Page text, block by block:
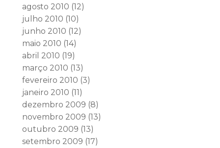
agosto 2010 (12)
julho 2010 (10)
junho 2010 (12)
maio 2010 (14)
abril 2010 (19)
março 2010 (13)
fevereiro 2010 (3)
janeiro 2010 (11)
dezembro 2009 (8)
novembro 2009 (13)
outubro 2009 (13)
setembro 2009 (17)